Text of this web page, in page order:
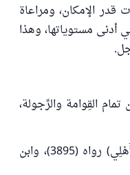
الإمكان، ومراعاة
أدنى مستوياتها، وهذا
القِوامة والرِّجولة،
(خَيْرُكُمْ خَيْرُكُمْ لِأَهْلِهِ وَأَنَا خَيْرُكُمْ لِأَهْلِي) رواه (3895)، وابن